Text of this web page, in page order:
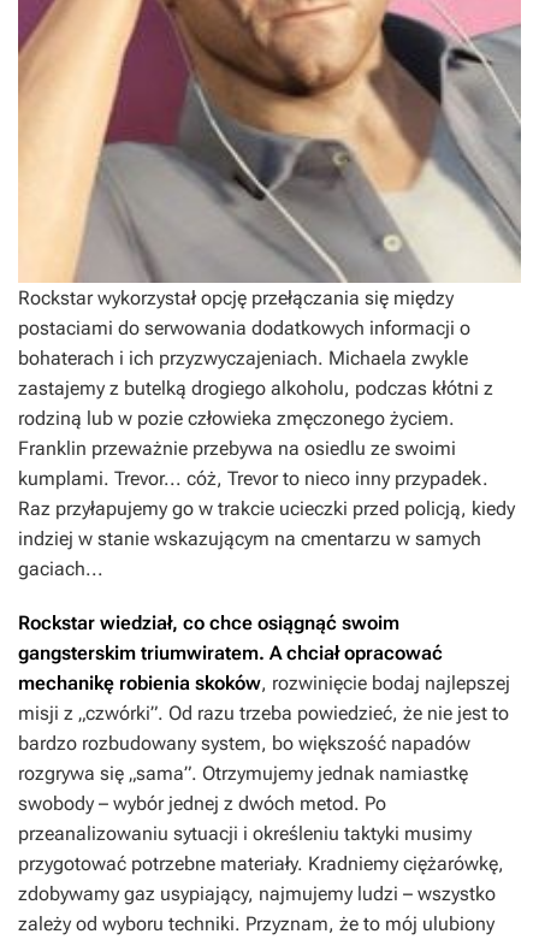
Rockstar wykorzystał opcję przełączania się między
postaciami do serwowania dodatkowych informacji o
bohaterach i ich przyzwyczajeniach. Michaela zwykle
zastajemy z butelką drogiego alkoholu, podczas kłótni z
rodziną lub w pozie człowieka zmęczonego życiem.
Franklin przeważnie przebywa na osiedlu ze swoimi
kumplami. Trevor... cóż, Trevor to nieco inny przypadek.
Raz przyłapujemy go w trakcie ucieczki przed policją, kiedy
indziej w stanie wskazującym na cmentarzu w samych
gaciach...
Rockstar wiedział, co chce osiągnąć swoim
gangsterskim triumwiratem. A chciał opracować
mechanikę robienia skoków, rozwinięcie bodaj najlepszej
misji z „czwórki”. Od razu trzeba powiedzieć, że nie jest to
bardzo rozbudowany system, bo większość napadów
rozgrywa się „sama”. Otrzymujemy jednak namiastkę
swobody – wybór jednej z dwóch metod. Po
przeanalizowaniu sytuacji i określeniu taktyki musimy
przygotować potrzebne materiały. Kradniemy ciężarówkę,
zdobywamy gaz usypiający, najmujemy ludzi – wszystko
zależy od wyboru techniki. Przyznam, że to mój ulubiony